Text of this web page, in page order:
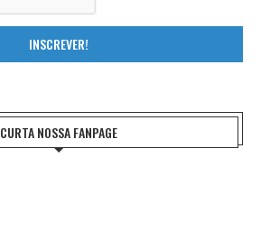
INSCREVER!
CURTA NOSSA FANPAGE